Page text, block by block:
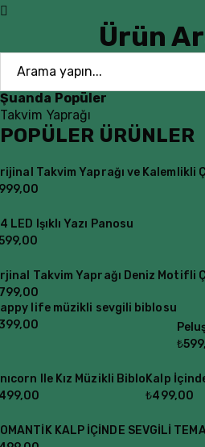
Ürün
Şuanda Popüler
Takvim Yaprağı
POPÜLER ÜRÜNLER
Takvim Yaprağı ve Kalemlikli
LED Işıklı Yazı Panosu
Takvim Yaprağı Deniz Motifli
life müzikli sevgili biblosu
₺
Ile Kız Müzikli Biblo Kalp
₺499,00
KALP İÇİNDE SEVGİLİ